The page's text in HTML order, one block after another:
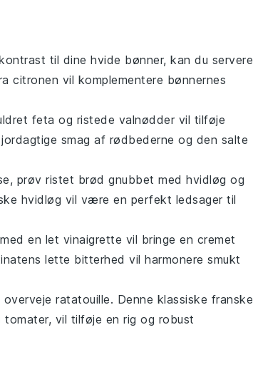
til dine hvide bønner, kan du servere
citronen vil komplementere bønnernes
feta og ristede valnødder vil tilføje
smag af rødbederne og den salte
prøv ristet brød gnubbet med hvidløg og
hvidløg vil være en perfekt ledsager til
med en let vinaigrette vil bringe en cremet
lette bitterhed vil harmonere smukt
overveje ratatouille. Denne klassiske franske
tomater, vil tilføje en rig og robust